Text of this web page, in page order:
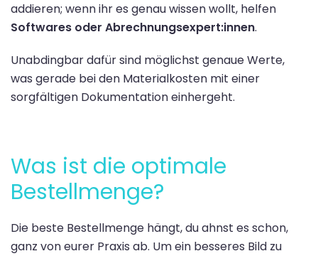
addieren; wenn ihr es genau wissen wollt, helfen
Softwares oder Abrechnungsexpert:innen.
Unabdingbar dafür sind möglichst genaue Werte,
was gerade bei den Materialkosten mit einer
sorgfältigen Dokumentation einhergeht.
Was ist die optimale
Bestellmenge?
Die beste Bestellmenge hängt, du ahnst es schon,
ganz von eurer Praxis ab. Um ein besseres Bild zu